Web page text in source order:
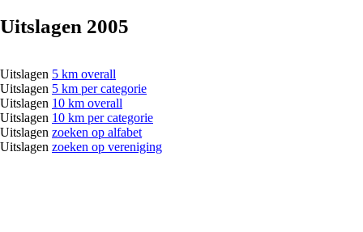
Uitslagen 2005
Uitslagen 5 km overall
Uitslagen 5 km per categorie
Uitslagen 10 km overall
Uitslagen 10 km per categorie
Uitslagen zoeken op alfabet
Uitslagen zoeken op vereniging